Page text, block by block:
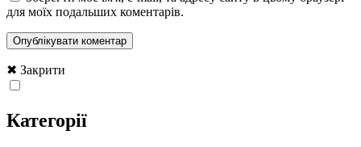
для моїх подальших коментарів.
✖ Закрити
Категорії